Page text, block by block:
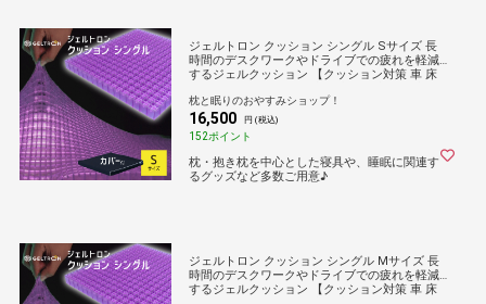
ジェルトロン クッション シングル Sサイズ 長
時間のデスクワークやドライブでの疲れを軽減
するジェルクッション 【クッション対策 車 床
子 車イス 介護 ケア 床ずれ 防止】
枕と眠りのおやすみショップ！
16,500 円 (税込)
152ポイント
枕・抱き枕を中心とした寝具や、睡眠に関連す
るグッズなど多数ご用意♪
ジェルトロン クッション シングル Mサイズ 長
時間のデスクワークやドライブでの疲れを軽減
するジェルクッション 【クッション対策 車 床